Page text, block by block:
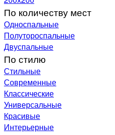
По количеству мест
Односпальные
Полутороспальные
Двуспальные
По стилю
Стильные
Современные
Классические
Универсальные
Красивые
Интерьерные